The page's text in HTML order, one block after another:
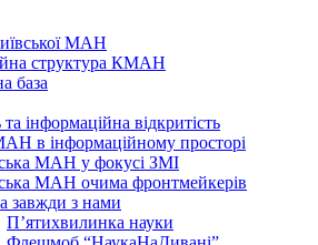
МАН
структура КМАН
база
інформаційна відкритість
в інформаційному просторі
МАН у фокусі ЗМІ
МАН очима фронтмейкерів
завжди з нами
П’ятихвилинка науки